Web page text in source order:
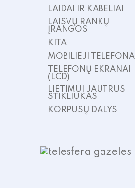
LAIDAI IR KABELIAI
LAISVŲ RANKŲ
ĮRANGOS
KITA
MOBILIEJI TELEFONAI
TELEFONŲ EKRANAI
(LCD)
LIETIMUI JAUTRUS
STIKLIUKAS
KORPUSŲ DALYS